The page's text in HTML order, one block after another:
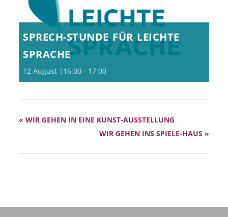
SPRECH-STUNDE FÜR LEICHTE
SPRACHE
12 August |16:00 - 17:00
« WIR GEHEN IN EINE KUNST-AUSSTELLUNG
WIR GEHEN INS SPIELE-HAUS »